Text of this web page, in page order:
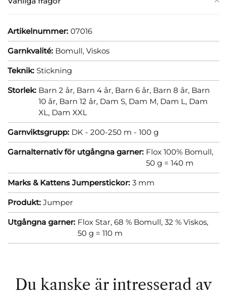
Artikelnummer: 07016
Garnkvalité: Bomull, Viskos
Teknik: Stickning
Storlek: Barn 2 år, Barn 4 år, Barn 6 år, Barn 8 år, Barn
10 år, Barn 12 år, Dam S, Dam M, Dam L, Dam
XL, Dam XXL
Garnviktsgrupp: DK - 200-250 m - 100 g
Garnalternativ för utgångna garner: Flox 100% Bomull,
50 g = 140 m
Marks & Kattens Jumperstickor: 3 mm
Produkt: Jumper
Utgångna garner: Flox Star, 68 % Bomull, 32 % Viskos,
50 g = 110 m
Du kanske är intresserad av